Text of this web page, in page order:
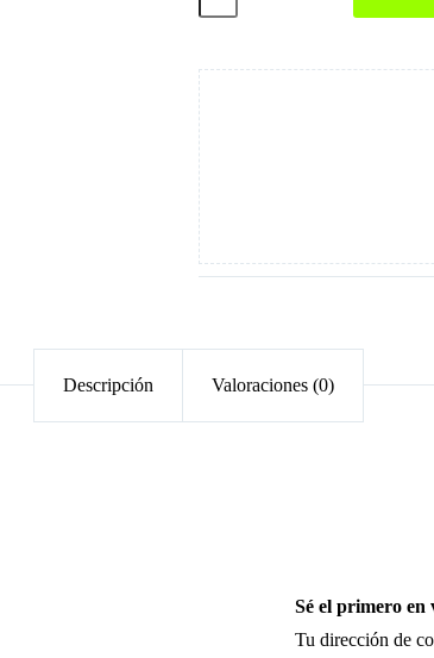
#50
Descripción Valoraciones (0)
Sé el primero en
Tu dirección de